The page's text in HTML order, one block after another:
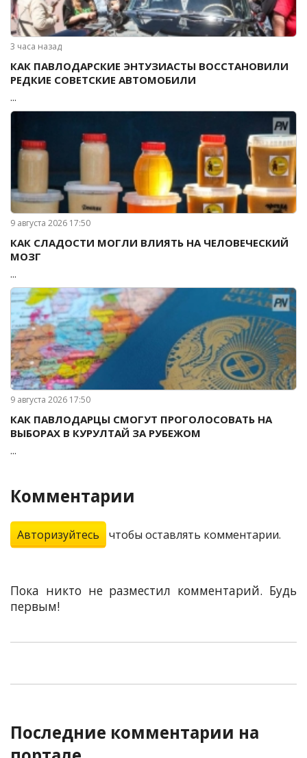
3 часа назад
КАК ПАВЛОДАРСКИЕ ЭНТУЗИАСТЫ ВОССТАНОВИЛИ
РЕДКИЕ СОВЕТСКИЕ АВТОМОБИЛИ
...
9 августа 2026 17:50
КАК СЛАДОСТИ МОГЛИ ВЛИЯТЬ НА ЧЕЛОВЕЧЕСКИЙ
МОЗГ
...
9 августа 2026 17:50
КАК ПАВЛОДАРЦЫ СМОГУТ ПРОГОЛОСОВАТЬ НА
ВЫБОРАХ В КУРУЛТАЙ ЗА РУБЕЖОМ
...
Комментарии
Авторизуйтесь чтобы оставлять комментарии.
Пока никто не разместил комментарий. Будь
первым!
Последние комментарии на